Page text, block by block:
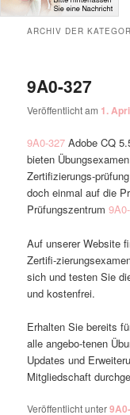
ARCHIV DER
9A0-327
Veröffentlicht am 1.
9A0-327 Adobe CQ
bieten
Zertifizierungs-
doch einmal auf die
Prüfungszentrum
Auf unserer Website
Zertifi-
sich und testen Sie
und kostenfrei.
Erhalten Sie bereits
alle angebo-tenen
Updates und
Mitgliedschaft
Veröffentlicht unter